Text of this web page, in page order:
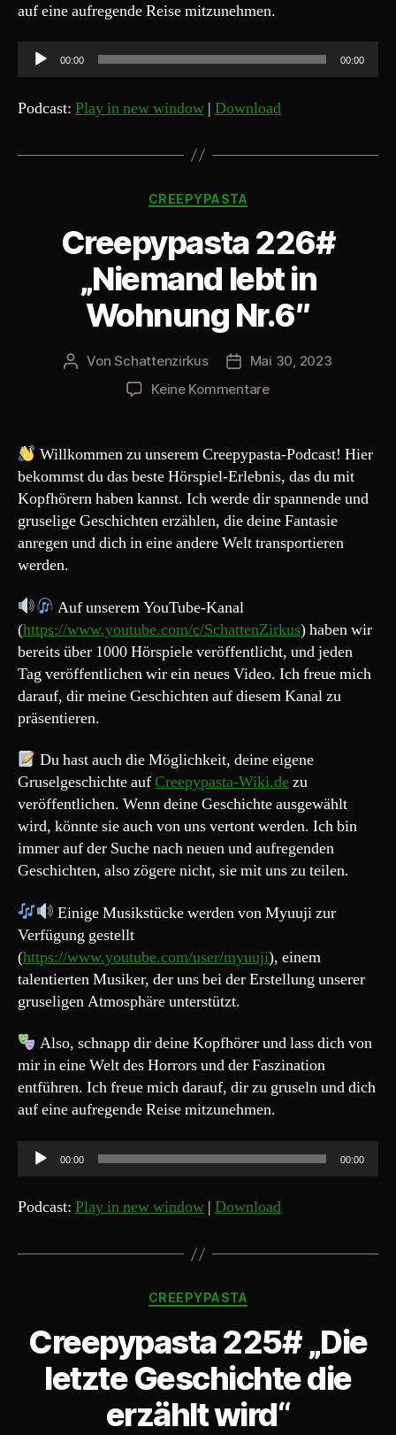
auf eine aufregende Reise mitzunehmen.
u
d
00:00 00:00
Podcast: Play in new window | Download
Kategorien
CREEPYPASTA
Creepypasta 226#
„Niemand lebt in
Wohnung Nr.6″
Beitragsautor
VonSchattenzirkus Beitragsdatum
Mai 30, 2023
Keine Kommentarezu
„Niemand
in
Wohnung
Nr.6″
Willkommen zu unserem Creepypasta-Podcast! Hier
bekommst du das beste Hörspiel-Erlebnis, das du mit
Kopfhörern haben kannst. Ich werde dir spannende und
gruselige Geschichten erzählen, die deine Fantasie
anregen und dich in eine andere Welt transportieren
werden.
Auf unserem YouTube-Kanal
(https://www.youtube.com/c/SchattenZirkus) haben wir
bereits über 1000 Hörspiele veröffentlicht, und jeden
Tag veröffentlichen wir ein neues Video. Ich freue mich
darauf, dir meine Geschichten auf diesem Kanal zu
präsentieren.
Du hast auch die Möglichkeit, deine eigene
Gruselgeschichte aufCreepypasta-Wiki.dezu
veröffentlichen. Wenn deine Geschichte ausgewählt
wird, könnte sie auch von uns vertont werden. Ich bin
immer auf der Suche nach neuen und aufregenden
Geschichten, also zögere nicht, sie mit uns zu teilen.
Einige Musikstücke werden von Myuuji zur
Verfügung gestellt
(https://www.youtube.com/user/myuuji), einem
talentierten Musiker, der uns bei der Erstellung unserer
gruseligen Atmosphäre unterstützt.
Also, schnapp dir deine Kopfhörer und lass dich von
mir in eine Welt des Horrors und der Faszination
entführen. Ich freue mich darauf, dir zu gruseln und dich
auf eine aufregende Reise mitzunehmen.
u
d
00:00 00:00
Podcast: Play in new window | Download
Kategorien
CREEPYPASTA
Creepypasta 225# „Die
letzte Geschichte die
erzählt wird“